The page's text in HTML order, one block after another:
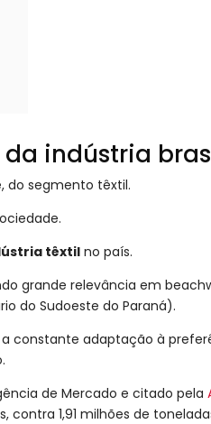
indústria
do segmento têxtil.
têxtil no país.
grande relevância em
do Sudoeste do Paraná).
a constante adaptação à
de Mercado e citado pela
contra 1,91 milhões de